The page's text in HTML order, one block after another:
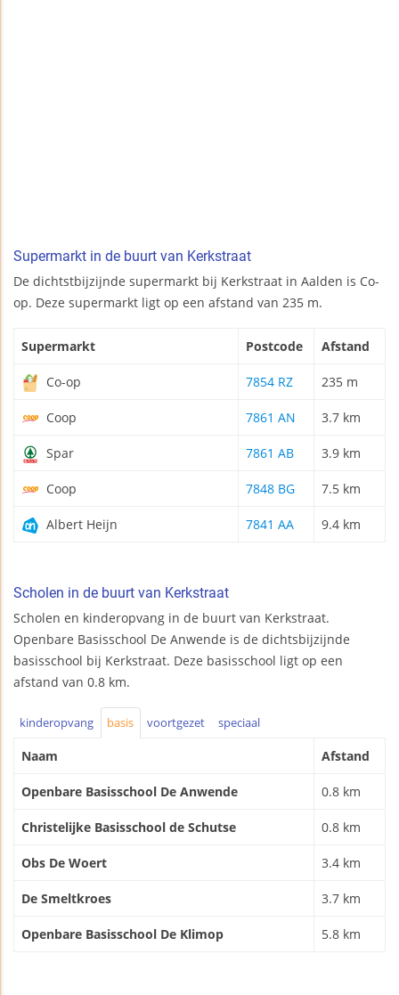
Supermarkt in de buurt van Kerkstraat
De dichtstbijzijnde supermarkt bij Kerkstraat in Aalden is Co-
op. Deze supermarkt ligt op een afstand van 235 m.
Supermarkt Postcode Afstand
Co-op 7854 RZ 235 m
Coop 7861 AN 3.7 km
Spar 7861 AB 3.9 km
Coop 7848 BG 7.5 km
Albert Heijn 7841 AA 9.4 km
Scholen in de buurt van Kerkstraat
Scholen en kinderopvang in de buurt van Kerkstraat.
Openbare Basisschool De Anwende is de dichtsbijzijnde
basisschool bij Kerkstraat. Deze basisschool ligt op een
afstand van 0.8 km.
kinderopvang basis voortgezet speciaal
Naam Afstand
Openbare Basisschool De Anwende 0.8 km
Christelijke Basisschool de Schutse 0.8 km
Obs De Woert 3.4 km
De Smeltkroes 3.7 km
Openbare Basisschool De Klimop 5.8 km